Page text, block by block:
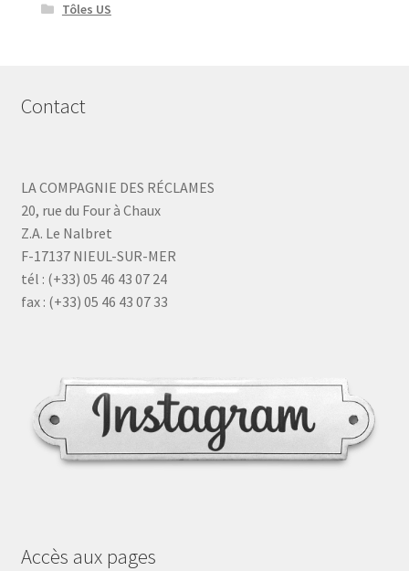
Tôles US
Contact
LA COMPAGNIE DES RÉCLAMES
20, rue du Four à Chaux
Z.A. Le Nalbret
F-17137 NIEUL-SUR-MER
tél : (+33) 05 46 43 07 24
fax : (+33) 05 46 43 07 33
Accès aux pages